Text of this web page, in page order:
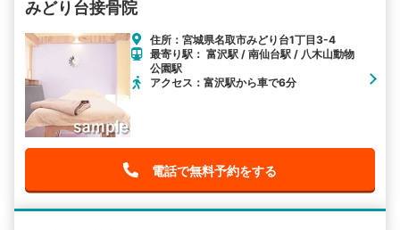
みどり台接骨院
住所：宮城県名取市みどり台1丁目3-4
最寄り駅： 富沢駅 / 南仙台駅 / 八木山動物
公園駅
アクセス：富沢駅から車で6分
電話で無料予約をする